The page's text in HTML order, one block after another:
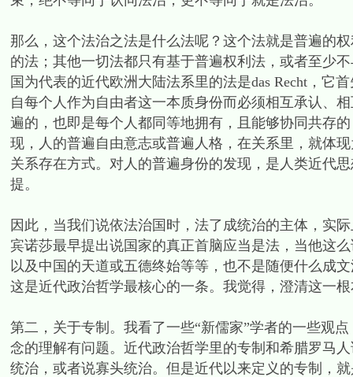
那么，这个法治之法是什么法呢？这个法就是普遍的
的法；其他一切法都只有基于普遍权利法，或者至少
国为代表的近代欧洲大陆法系里的法是das Recht，它
自每个人作为自由者这一本质身份而必须相互承认、
遍的，也即是每个人都同等地拥有，且能够协同共存
现，人的普遍自由意志或普遍人格，在关系里，就体
关系存在方式。对人的普遍身份的发现，是人类近代
提。
因此，当我们说依法治国时，法了成统治的主体，实
宾诺莎最早提出说国家的真正首脑应当是法，当他这
以及中国的天道或五德终始等等，也不是随便什么成
这是近代政治哲学最核心的一条。我觉得，澄清这一
第二，关于专制。我看了一些“新儒家”学者的一些观
念的理解有问题。近代政治哲学里的专制和希腊罗马
统治，或者说寡头统治。但是近代以来定义的专制，